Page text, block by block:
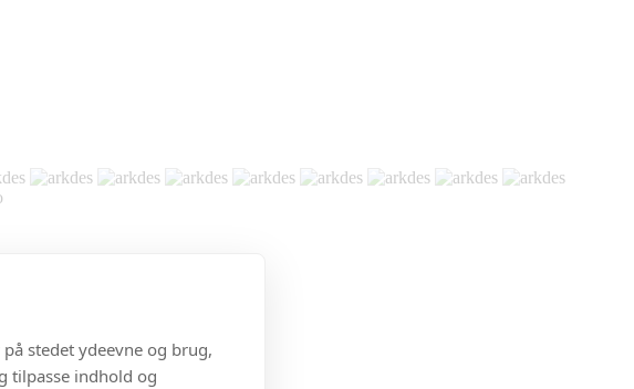
stedet ydeevne og brug,
tilpasse indhold og